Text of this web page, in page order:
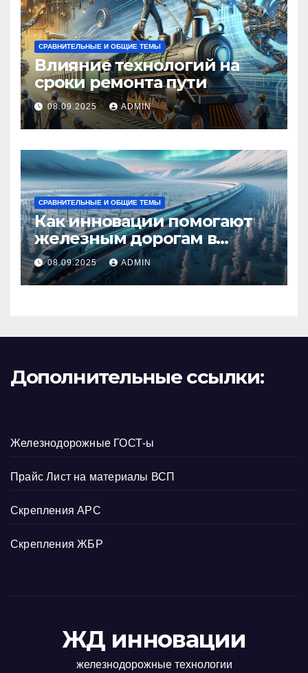
СРАВНИТЕЛЬНЫЕ И ОБЩИЕ ТЕМЫ
Влияние технологий на
сроки ремонта пути
08.09.2025 ADMIN
СРАВНИТЕЛЬНЫЕ И ОБЩИЕ ТЕМЫ
Как инновации помогают
железным дорогам в
условиях Арктики
08.09.2025 ADMIN
Дополнительные ссылки:
Железнодорожные ГОСТ-ы
Прайс Лист на материалы ВСП
Скрепления АРС
Скрепления ЖБР
ЖД инновации
железнодорожные технологии